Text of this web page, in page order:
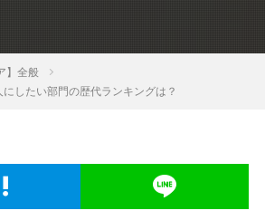
】全般
したい部門の歴代ランキングは？